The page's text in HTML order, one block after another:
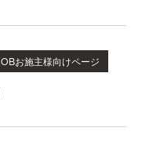
OBお施主様向けページ